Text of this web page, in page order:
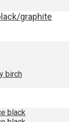
graphite
birch